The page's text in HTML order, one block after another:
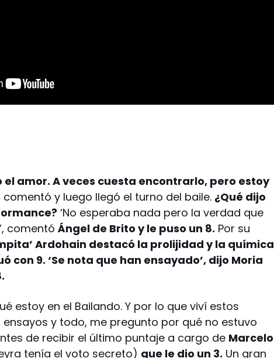
el amor. A veces cuesta encontrarlo, pero estoy
comentó y luego llegó el turno del baile. ¿Qué dijo
‘No esperaba nada pero la verdad que
comentóÁngel de Brito y le puso un 8. Por su
Ardohain destacó la prolijidad y la química
con 9. ‘Se nota que han ensayado’, dijo Moria
estoy en el Bailando. Y por lo que viví estos
y todo, me pregunto por qué no estuvo
de recibir el último puntaje a cargo de Marcelo
tenía el voto secreto) que le dio un 3. Un gran